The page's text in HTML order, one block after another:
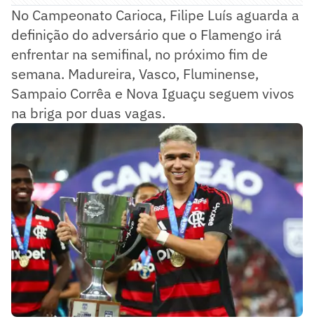
No Campeonato Carioca, Filipe Luís aguarda a
definição do adversário que o Flamengo irá
enfrentar na semifinal, no próximo fim de
semana. Madureira, Vasco, Fluminense,
Sampaio Corrêa e Nova Iguaçu seguem vivos
na briga por duas vagas.